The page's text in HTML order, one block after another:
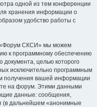
одной из тем конференции
хранения информации о
удобство работы с
«Форум СКСИ» мы можем
к программному обеспечению
документа, целью которого
исключительно программным
получения вашей информации
на форум. Этими данными
данные: сообщения,
(в дальнейшем «анонимные